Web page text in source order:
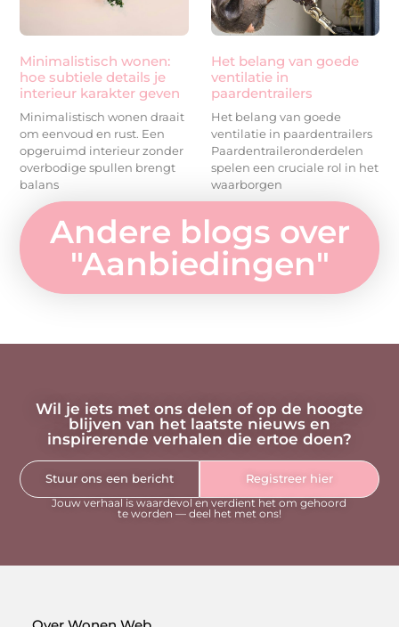
Minimalistisch wonen:
hoe subtiele details je
interieur karakter geven
Minimalistisch wonen draait
om eenvoud en rust. Een
opgeruimd interieur zonder
overbodige spullen brengt
balans
Het belang van goede
ventilatie in
paardentrailers
Het belang van goede
ventilatie in paardentrailers
Paardentraileronderdelen
spelen een cruciale rol in het
waarborgen
Andere blogs over
"Aanbiedingen"
Wil je iets met ons delen of op de hoogte
blijven van het laatste nieuws en
inspirerende verhalen die ertoe doen?
Stuur ons een bericht
Registreer hier
Jouw verhaal is waardevol en verdient het om gehoord
te worden — deel het met ons!